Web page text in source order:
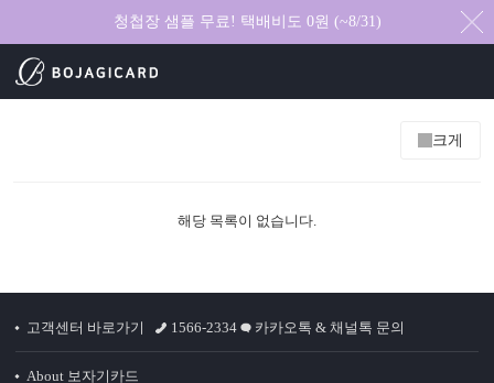
청첩장 샘플 무료! 택배비도 0원 (~8/31)
크게
해당 목록이 없습니다.
고객센터 바로가기 1566-2334 카카오톡 & 채널톡 문의
About 보자기카드